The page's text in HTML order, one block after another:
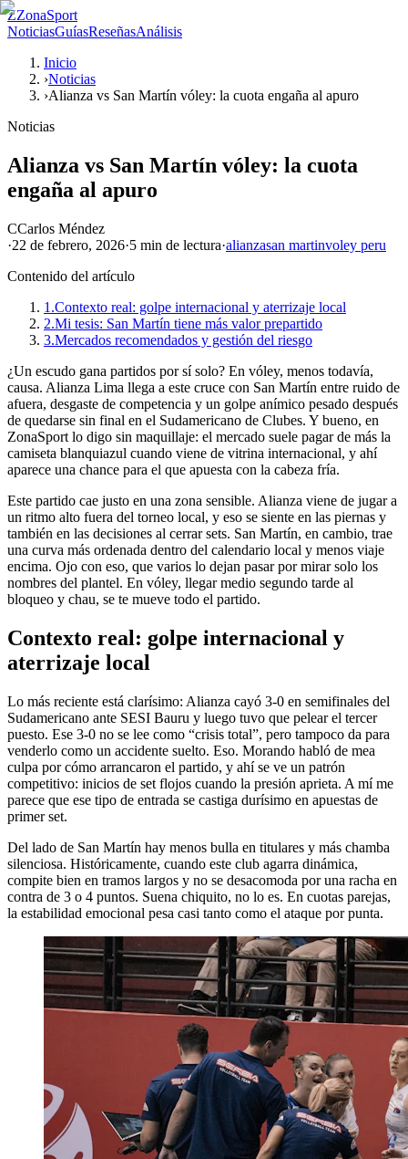
ZZonaSport
NoticiasGuíasReseñasAnálisis
Inicio
›Noticias
›Alianza vs San Martín vóley: la cuota engaña al apuro
Noticias
Alianza vs San Martín vóley: la cuota
engaña al apuro
CCarlos Méndez
·22 de febrero, 2026·5 min de lectura·alianzasan martinvoley peru
Contenido del artículo
1.Contexto real: golpe internacional y aterrizaje local
2.Mi tesis: San Martín tiene más valor prepartido
3.Mercados recomendados y gestión del riesgo
¿Un escudo gana partidos por sí solo? En vóley, menos todavía,
causa. Alianza Lima llega a este cruce con San Martín entre ruido de
afuera, desgaste de competencia y un golpe anímico pesado después
de quedarse sin final en el Sudamericano de Clubes. Y bueno, en
ZonaSport lo digo sin maquillaje: el mercado suele pagar de más la
camiseta blanquiazul cuando viene de vitrina internacional, y ahí
aparece una chance para el que apuesta con la cabeza fría.
Este partido cae justo en una zona sensible. Alianza viene de jugar a
un ritmo alto fuera del torneo local, y eso se siente en las piernas y
también en las decisiones al cerrar sets. San Martín, en cambio, trae
una curva más ordenada dentro del calendario local y menos viaje
encima. Ojo con eso, que varios lo dejan pasar por mirar solo los
nombres del plantel. En vóley, llegar medio segundo tarde al
bloqueo y chau, se te mueve todo el partido.
Contexto real: golpe internacional y
aterrizaje local
Lo más reciente está clarísimo: Alianza cayó 3-0 en semifinales del
Sudamericano ante SESI Bauru y luego tuvo que pelear el tercer
puesto. Ese 3-0 no se lee como “crisis total”, pero tampoco da para
venderlo como un accidente suelto. Eso. Morando habló de mea
culpa por cómo arrancaron el partido, y ahí se ve un patrón
competitivo: inicios de set flojos cuando la presión aprieta. A mí me
parece que ese tipo de entrada se castiga durísimo en apuestas de
primer set.
Del lado de San Martín hay menos bulla en titulares y más chamba
silenciosa. Históricamente, cuando este club agarra dinámica,
compite bien en tramos largos y no se desacomoda por una racha en
contra de 3 o 4 puntos. Suena chiquito, no lo es. En cuotas parejas,
la estabilidad emocional pesa casi tanto como el ataque por punta.